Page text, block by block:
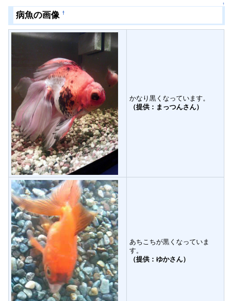
↑
病魚の画像†
かなり黒くなっています。
（提供：まっつんさん）
あちこちが黒くなっていま
す。
（提供：ゆかさん）